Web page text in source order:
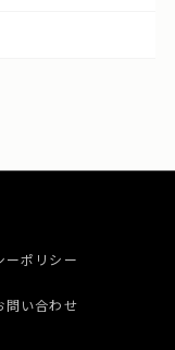
ーポリシー
問い合わせ